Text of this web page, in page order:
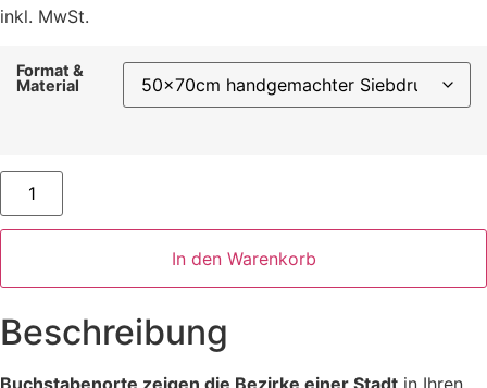
inkl. MwSt.
Format &
Material
Buchstabenort
Berlin
Unikat
Siebdruck
In den Warenkorb
Beschreibung